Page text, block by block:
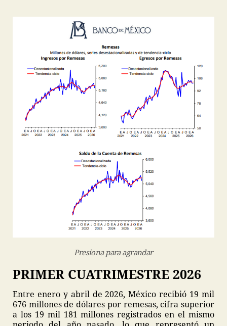
Presiona para agrandar
PRIMER CUATRIMESTRE 2026
Entre enero y abril de 2026, México recibió 19 mil
676 millones de dólares por remesas, cifra superior
a los 19 mil 181 millones registrados en el mismo